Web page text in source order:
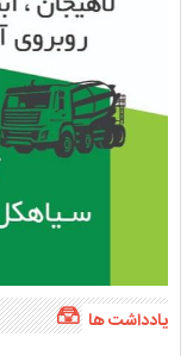
یادداشت ها